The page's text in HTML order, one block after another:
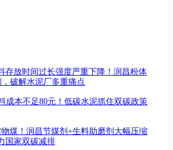
存放时间过长强度严重下降！润昌粉体
破解水泥厂多重痛点
成本不足80元！低碳水泥抓住双碳政策
煤！润昌节煤剂+生料助磨剂大幅压缩
国家双碳减排